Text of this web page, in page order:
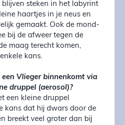
blijven steken in het labyrint
haartjes in je neus en
gemaakt. Ook de mond-
bij de afweer tegen de
maag terecht komen,
kans.
Vlieger binnenkomt via
druppel (aerosol)?
een kleine druppel
kans dat hij dwars door de
breekt veel groter dan bij